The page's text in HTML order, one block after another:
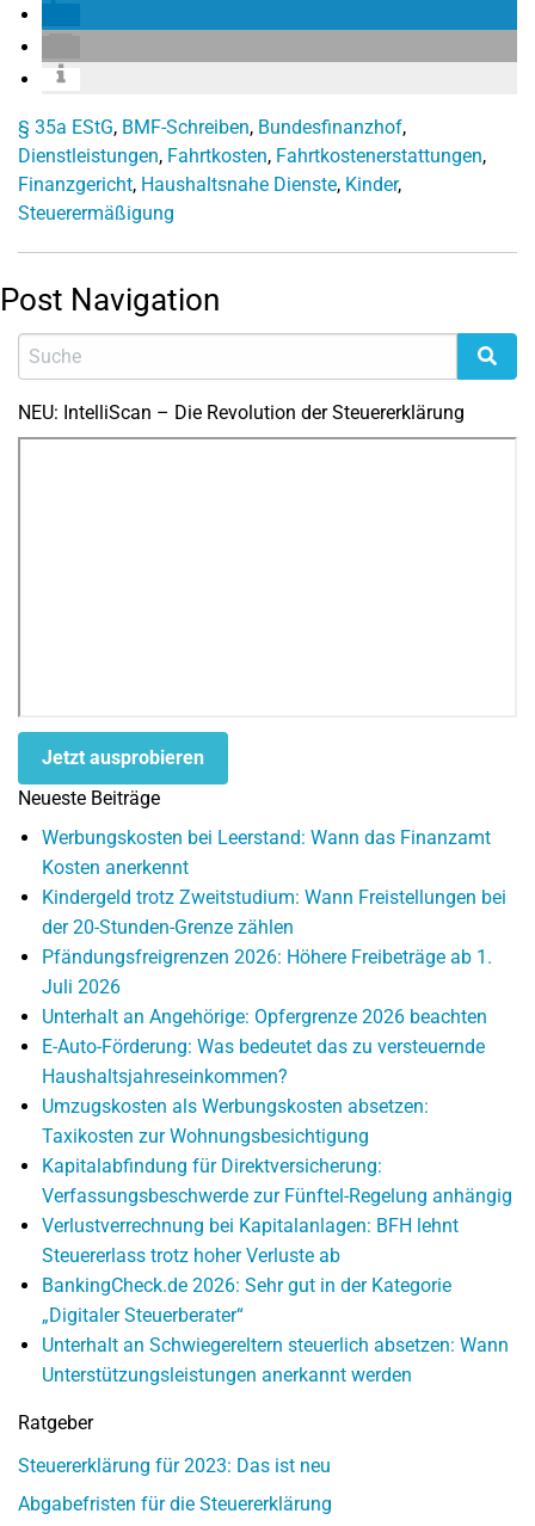
§ 35a EStG, BMF-Schreiben, Bundesfinanzhof,
Dienstleistungen, Fahrtkosten, Fahrtkostenerstattungen,
Finanzgericht, Haushaltsnahe Dienste, Kinder,
Steuerermäßigung
Post Navigation
NEU: IntelliScan – Die Revolution der Steuererklärung
Jetzt ausprobieren
Neueste Beiträge
Werbungskosten bei Leerstand: Wann das Finanzamt
Kosten anerkennt
Kindergeld trotz Zweitstudium: Wann Freistellungen bei
der 20-Stunden-Grenze zählen
Pfändungsfreigrenzen 2026: Höhere Freibeträge ab 1.
Juli 2026
Unterhalt an Angehörige: Opfergrenze 2026 beachten
E-Auto-Förderung: Was bedeutet das zu versteuernde
Haushaltsjahreseinkommen?
Umzugskosten als Werbungskosten absetzen:
Taxikosten zur Wohnungsbesichtigung
Kapitalabfindung für Direktversicherung:
Verfassungsbeschwerde zur Fünftel-Regelung anhängig
Verlustverrechnung bei Kapitalanlagen: BFH lehnt
Steuererlass trotz hoher Verluste ab
BankingCheck.de 2026: Sehr gut in der Kategorie
„Digitaler Steuerberater“
Unterhalt an Schwiegereltern steuerlich absetzen: Wann
Unterstützungsleistungen anerkannt werden
Ratgeber
Steuererklärung für 2023: Das ist neu
Abgabefristen für die Steuererklärung